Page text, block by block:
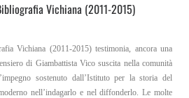
Vichiana (2011-2015)
Vichiana (2011-2015) testimonia, ancora una
di Giambattista Vico suscita nella comunità
sostenuto dall’Istituto per la storia del
nell’indagarlo e nel diffonderlo. Le molte